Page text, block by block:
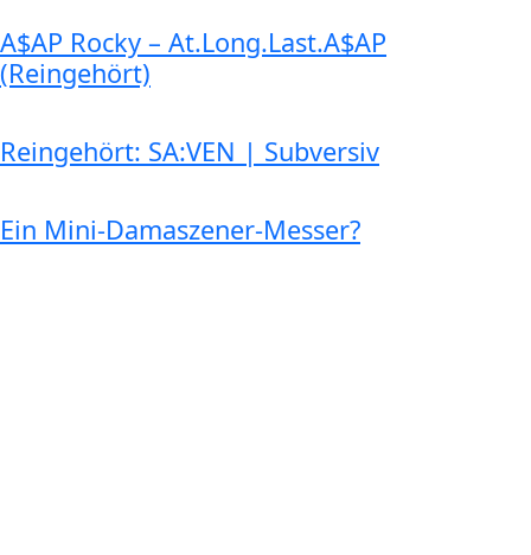
A$AP Rocky – At.Long.Last.A$AP
(Reingehört)
Reingehört: SA:VEN | Subversiv
Ein Mini-Damaszener-Messer?